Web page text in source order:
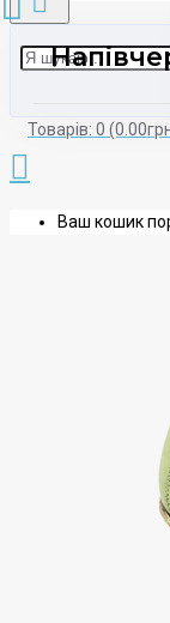
Товарів: 0
Ваш кошик